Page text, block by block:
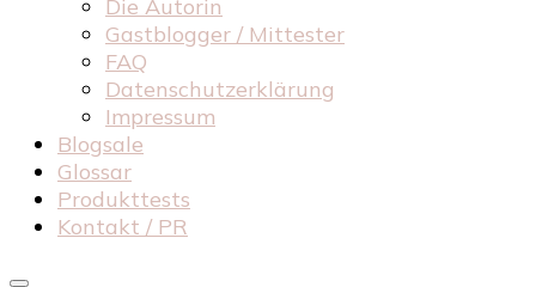
Die Autorin
Gastblogger / Mittester
FAQ
Datenschutzerklärung
Impressum
Blogsale
Glossar
Produkttests
Kontakt / PR